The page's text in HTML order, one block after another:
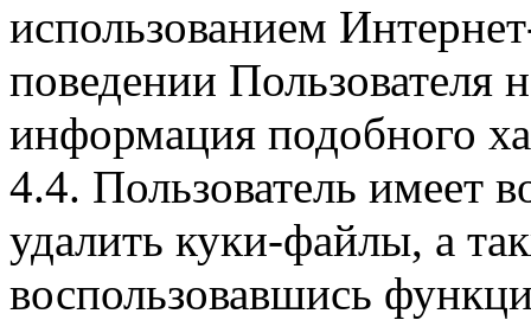
использованием
поведении Пользователя
информация подобного
4.4. Пользователь имеет
удалить куки-файлы, а
воспользовавшись